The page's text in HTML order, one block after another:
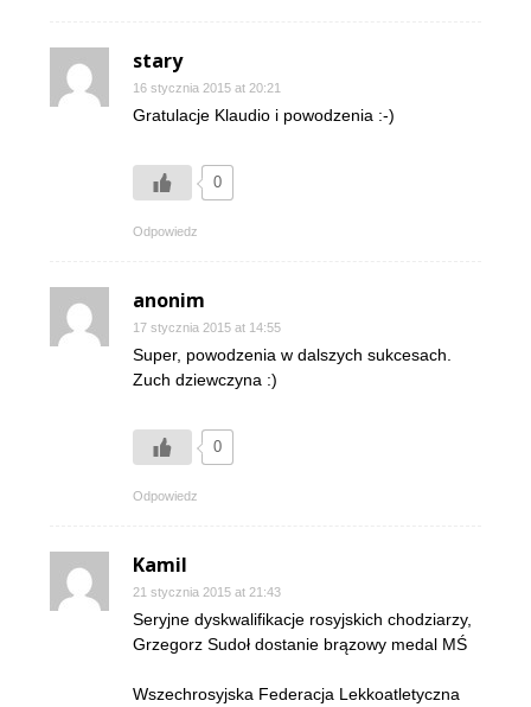
stary
16 stycznia 2015 at 20:21
Gratulacje Klaudio i powodzenia :-)
0
Odpowiedz
anonim
17 stycznia 2015 at 14:55
Super, powodzenia w dalszych sukcesach.
Zuch dziewczyna :)
0
Odpowiedz
Kamil
21 stycznia 2015 at 21:43
Seryjne dyskwalifikacje rosyjskich chodziarzy,
Grzegorz Sudoł dostanie brązowy medal MŚ
Wszech­ro­syj­ska Fe­de­ra­cja Lek­ko­atle­tycz­na